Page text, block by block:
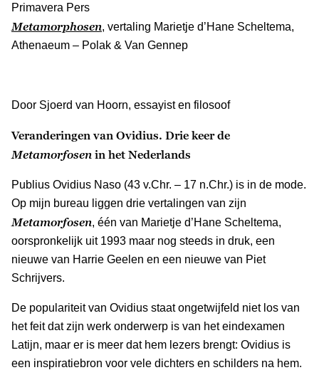
Primavera Pers
Metamorphosen, vertaling Marietje d’Hane Scheltema,
Athenaeum – Polak & Van Gennep
Door Sjoerd van Hoorn, essayist en filosoof
Veranderingen van Ovidius. Drie keer de
Metamorfosen in het Nederlands
Publius Ovidius Naso (43 v.Chr. – 17 n.Chr.) is in de mode.
Op mijn bureau liggen drie vertalingen van zijn
Metamorfosen, één van Marietje d’Hane Scheltema,
oorspronkelijk uit 1993 maar nog steeds in druk, een
nieuwe van Harrie Geelen en een nieuwe van Piet
Schrijvers.
De populariteit van Ovidius staat ongetwijfeld niet los van
het feit dat zijn werk onderwerp is van het eindexamen
Latijn, maar er is meer dat hem lezers brengt: Ovidius is
een inspiratiebron voor vele dichters en schilders na hem.